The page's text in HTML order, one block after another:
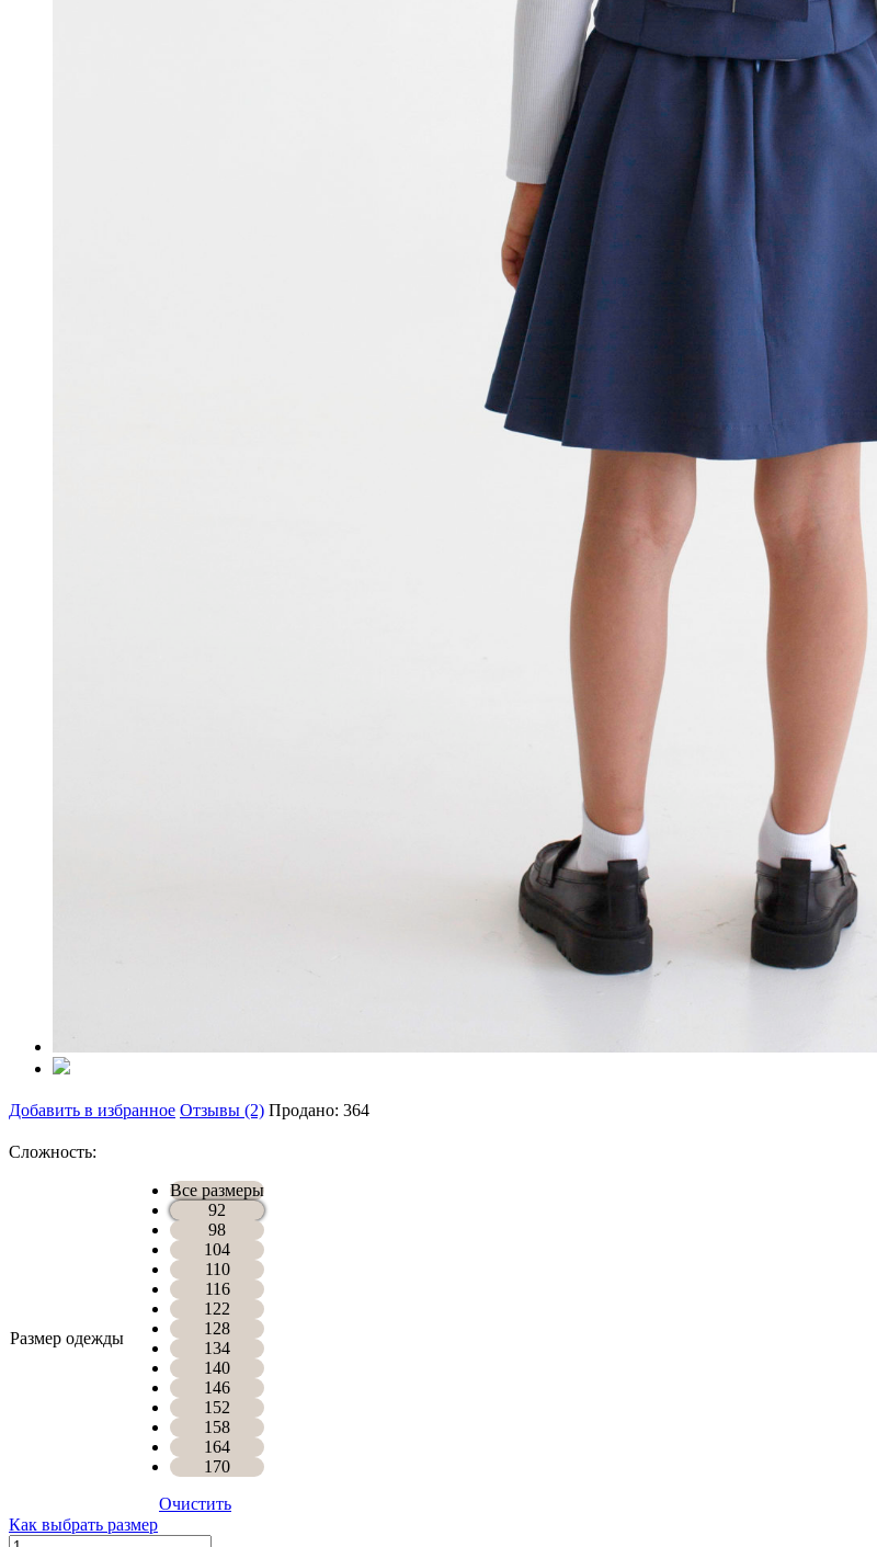
Добавить в избранное Отзывы (2) Продано: 364
Сложность:
Размер одежды
Все размеры
92
98
104
110
116
122
128
134
140
146
152
158
164
170
Очистить
Как выбрать размер